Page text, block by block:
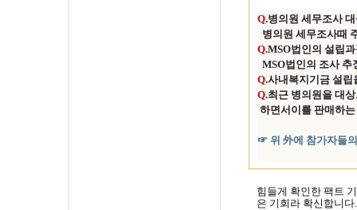
Q.병의원 세무조사
병의원 세무조사때
Q.MSO법인의 설립
MSO법인의 조사 추
Q.사내복지기금 설립
Q.최근 병의원을 대
하면서이를 판매하
☞ 위 外에 참가자들
힘들게 확인한 팩트
은 기회라 확신합니